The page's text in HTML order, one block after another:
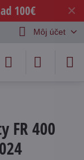
✕
100€
Môj účet
FR 400